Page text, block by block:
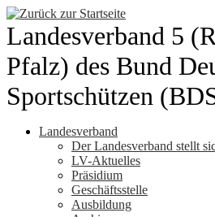
Zum
Inhalt
springen
Landesverband 5
Pfalz) des Bund
Sportschützen
Landesverband
Der Landesverband stellt
LV-Aktuelles
Präsidium
Geschäftsstelle
Ausbildung